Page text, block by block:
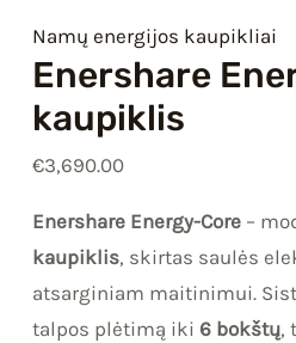
Namų energijos kaupikliai
Enershare
kaupiklis
€3,690.00
Enershare Energy-Core–
kaupiklis, skirtas saulės
atsarginiam maitinimui.
talpos plėtimą iki 6 bokštų,